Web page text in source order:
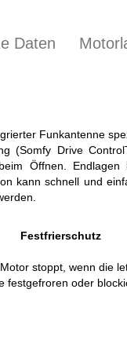
Daten
Funkantenne
(Somfy Drive
Öffnen.
kann schnell und
Festfrierschutz
stoppt, wenn die
festgefroren oder